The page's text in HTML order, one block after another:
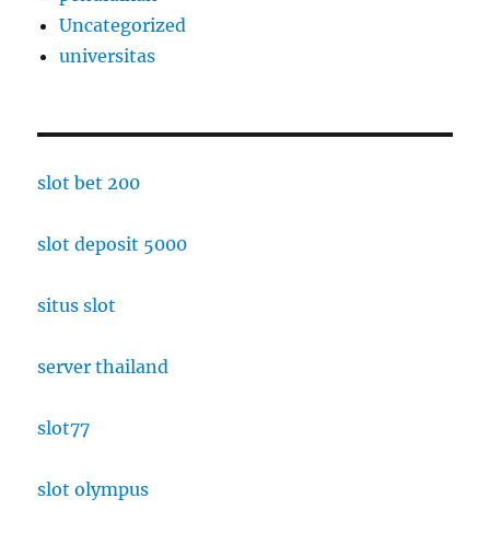
Uncategorized
universitas
slot bet 200
slot deposit 5000
situs slot
server thailand
slot77
slot olympus